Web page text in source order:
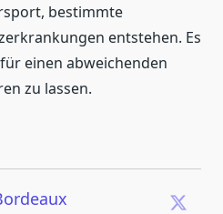
bestimmte
entstehen. Es
einen abweichenden
zu lassen.